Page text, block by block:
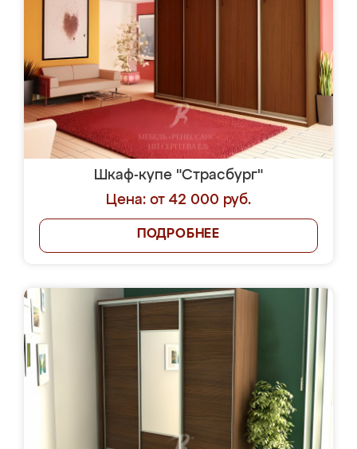
Шкаф-купе "Страсбург"
Цена: от 42 000 руб.
ПОДРОБНЕЕ